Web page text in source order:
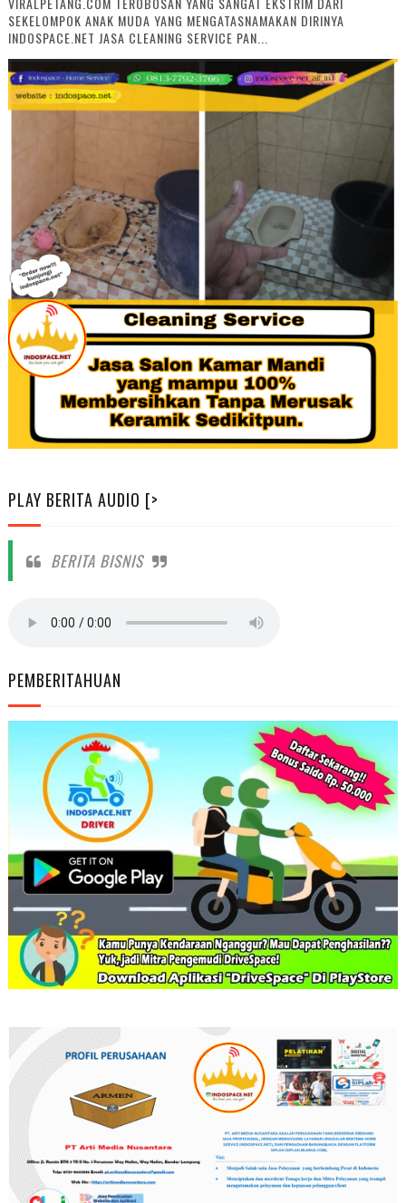
SEKELOMPOK ANAK MUDA YANG MENGATASNAMAKAN DIRINYA
INDOSPACE.NET JASA CLEANING SERVICE PAN...
PLAY BERITA AUDIO [>
BERITA BISNIS
PEMBERITAHUAN